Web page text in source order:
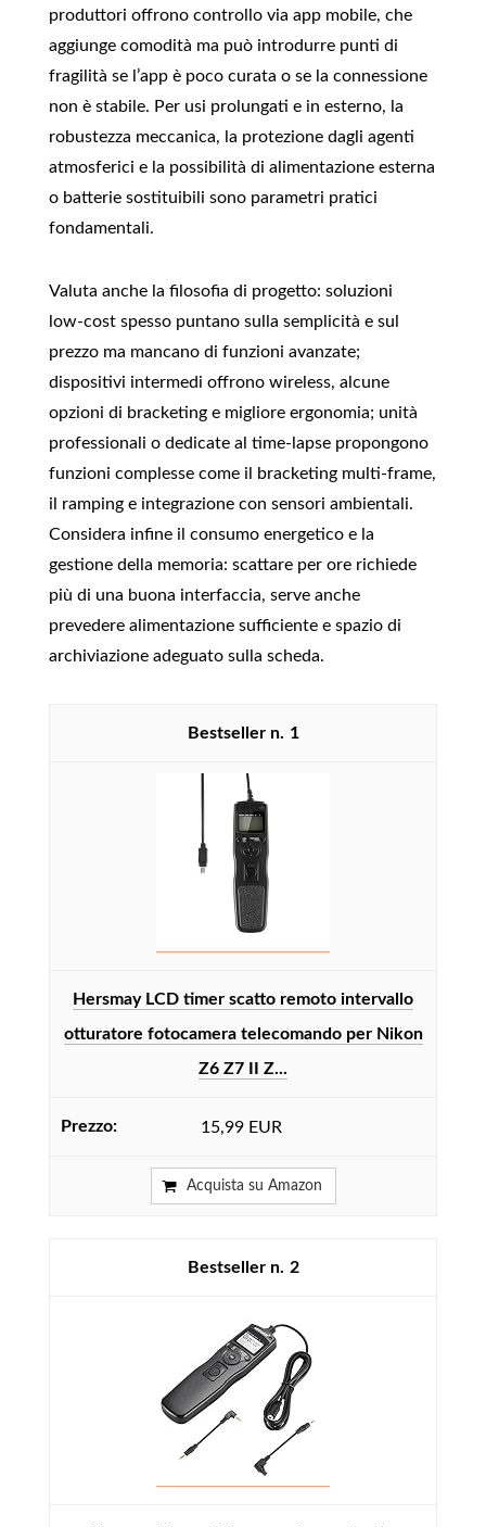
produttori offrono controllo via app mobile, che
aggiunge comodità ma può introdurre punti di
fragilità se l’app è poco curata o se la connessione
non è stabile. Per usi prolungati e in esterno, la
robustezza meccanica, la protezione dagli agenti
atmosferici e la possibilità di alimentazione esterna
o batterie sostituibili sono parametri pratici
fondamentali.
Valuta anche la filosofia di progetto: soluzioni
low‑cost spesso puntano sulla semplicità e sul
prezzo ma mancano di funzioni avanzate;
dispositivi intermedi offrono wireless, alcune
opzioni di bracketing e migliore ergonomia; unità
professionali o dedicate al time‑lapse propongono
funzioni complesse come il bracketing multi‑frame,
il ramping e integrazione con sensori ambientali.
Considera infine il consumo energetico e la
gestione della memoria: scattare per ore richiede
più di una buona interfaccia, serve anche
prevedere alimentazione sufficiente e spazio di
archiviazione adeguato sulla scheda.
1
Hersmay LCD timer scatto remoto intervallo
otturatore fotocamera telecomando per Nikon
Z6 Z7 II Z...
15,99 EUR
Acquista su Amazon
2